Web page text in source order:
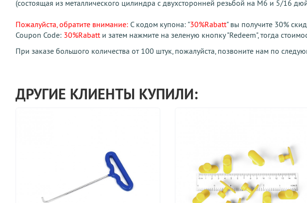
(состоящая из металлического цилиндра с двухсторонней резьбой на М6 и 5/16
Пожалуйста, обратите внимание: С кодом купона: "30%Rabatt" вы получите 30%
Coupon Code: 30%Rabattи затем нажмите на зеленую кнопку "Redeem", тогда
При заказе большого количества от 100 штук, пожалуйста, позвоните нам по
ДРУГИЕ КЛИЕНТЫ КУПИЛИ: